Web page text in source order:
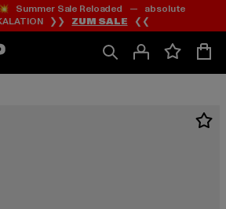
Zum
Inhalt
springen
Zum
Fußzeile
springen
Summer Sale Reloaded — absolute
❯❯ ZUM SALE ❮❮